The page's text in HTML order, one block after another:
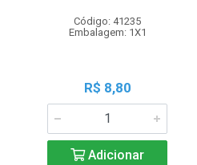
Código: 41235
Embalagem: 1X1
R$ 8,80
Adicionar